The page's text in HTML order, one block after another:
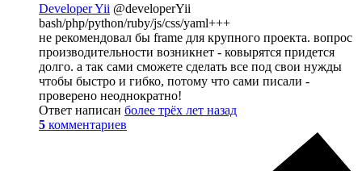
Developer Yii @developerYii
bash/php/python/ruby/js/css/yaml+++
не рекомендовал бы frame для крупного проекта. вопрос
производительности возникнет - ковырятся придется
долго. а так сами сможете сделать все под свои нужды
чтобы быстро и гибко, потому что сами писали -
проверено неоднократно!
Ответ написан более трёх лет назад
5 комментариев